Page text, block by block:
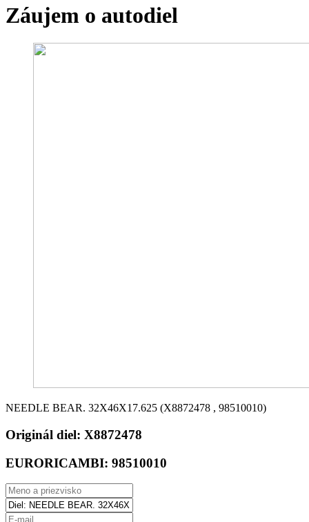
Záujem o autodiel
NEEDLE BEAR. 32X46X17.625 (X8872478 , 98510010)
Originál diel: X8872478
EURORICAMBI: 98510010